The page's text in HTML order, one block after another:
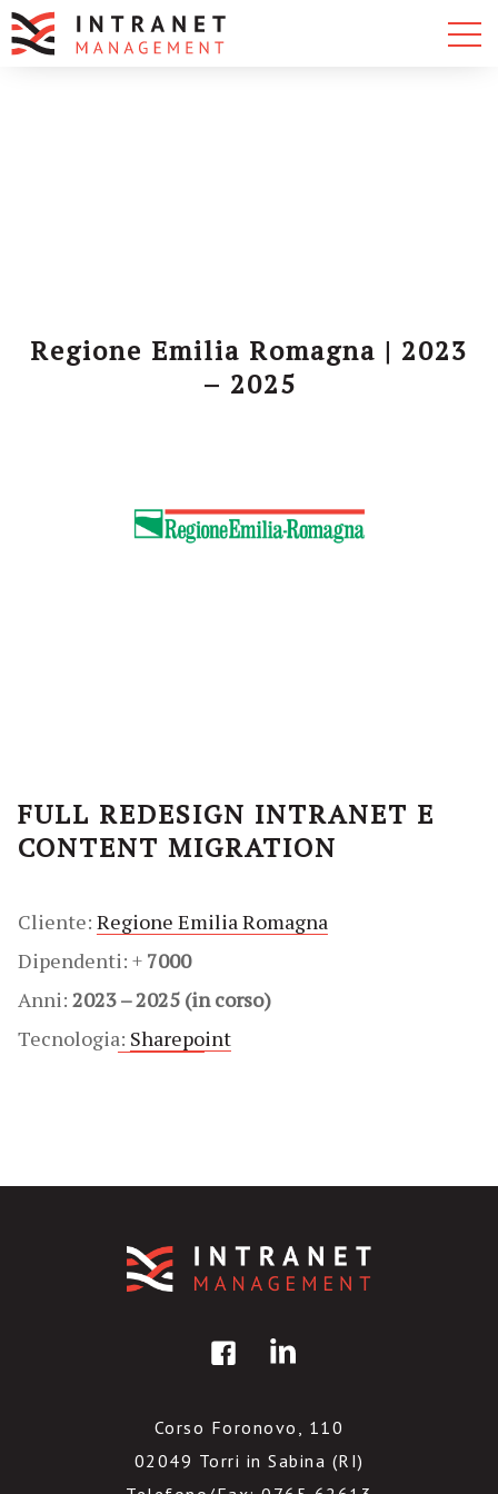
Regione Emilia Romagna | 2023
– 2025
FULL REDESIGN INTRANET E
CONTENT MIGRATION
Cliente: Regione Emilia Romagna
Dipendenti: + 7000
Anni: 2023 – 2025 (in corso)
Tecnologia: Sharepoint
Corso Foronovo, 110
02049 Torri in Sabina (RI)